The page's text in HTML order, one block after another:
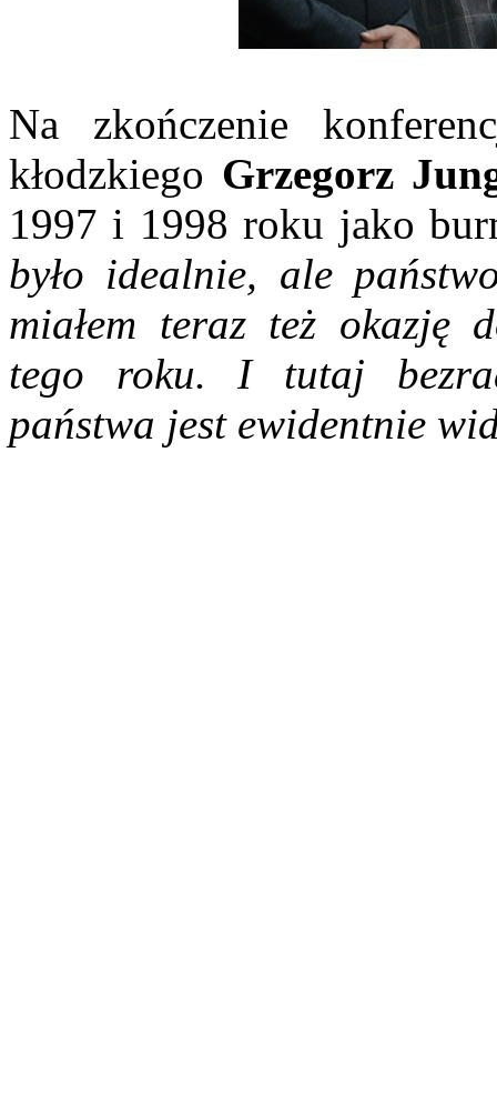
Na zkończenie
kłodzkiego Grzegorz
1997 i 1998 roku jako
było idealnie, ale
miałem teraz też okazję
tego roku. I tutaj
państwa jest ewidentnie